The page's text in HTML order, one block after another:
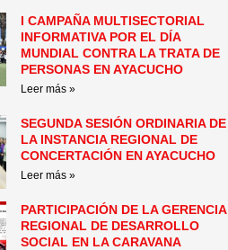
I CAMPAÑA MULTISECTORIAL
INFORMATIVA POR EL DÍA
MUNDIAL CONTRA LA TRATA DE
PERSONAS EN AYACUCHO
Leer más »
SEGUNDA SESIÓN ORDINARIA DE
LA INSTANCIA REGIONAL DE
CONCERTACIÓN EN AYACUCHO
Leer más »
PARTICIPACIÓN DE LA GERENCIA
REGIONAL DE DESARROLLO
SOCIAL EN LA CARAVANA